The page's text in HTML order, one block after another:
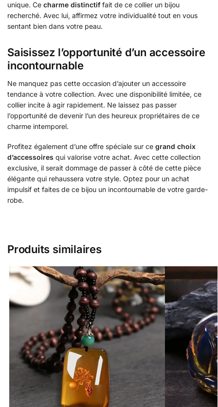
unique. Ce charme distinctiffait de ce collier un bijou
recherché. Avec lui, affirmez votre individualité tout en vous
sentant bien dans votre peau.
Saisissez l’opportunité d’un accessoire
incontournable
Ne manquez pas cette occasion d’ajouter un accessoire
tendance à votre collection. Avec une disponibilité limitée, ce
collier incite à agir rapidement. Ne laissez pas passer
l’opportunité de devenir l’un des heureux propriétaires de ce
charme intemporel.
Profitez également d’une offre spéciale sur ce grand choix
d’accessoires qui valorise votre achat. Avec cette collection
exclusive, il serait dommage de passer à côté de cette pièce
élégante qui rehaussera votre style. Optez pour un achat
impulsif et faites de ce bijou un incontournable de votre garde-
robe.
Produits similaires